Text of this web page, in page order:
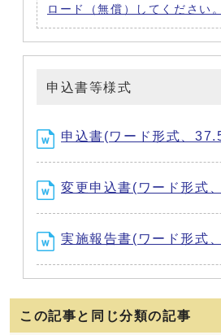
ロード（無償）してください。
申込書等様式
申込書(ワード形式、
変更申込書(ワード形式
実施報告書(ワード形式
この記事と同じ分類の記事